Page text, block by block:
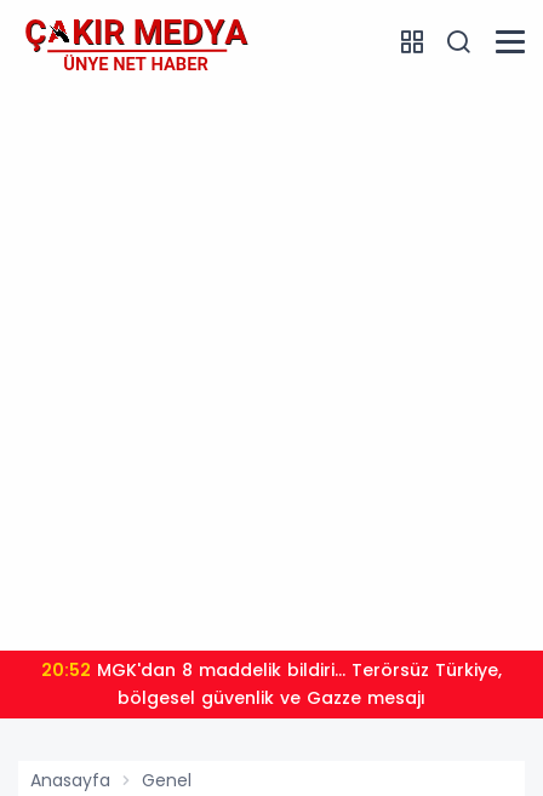
20:52
bölgesel güvenlik ve Gazze mesajı
Anasayfa Genel